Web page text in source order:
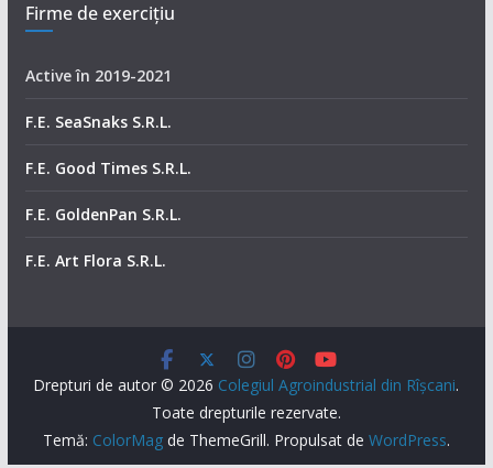
Firme de exerciţiu
Active în 2019-2021
F.E. SeaSnaks S.R.L.
F.E. Good Times S.R.L.
F.E. GoldenPan S.R.L.
F.E. Art Flora S.R.L.
Drepturi de autor © 2026 Colegiul Agroindustrial din Rîşcani.
Toate drepturile rezervate.
Temă: ColorMagde ThemeGrill. Propulsat de WordPress.